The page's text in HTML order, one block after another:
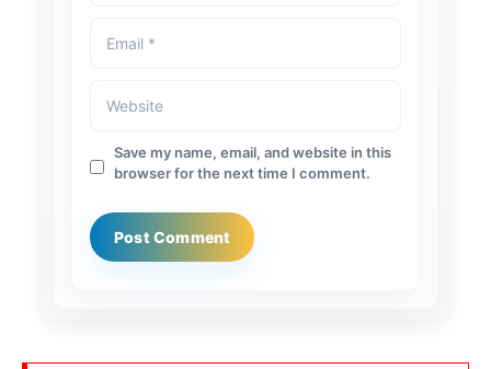
Save my name, email, and website in this
browser for the next time I comment.